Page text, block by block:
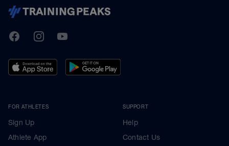
TrainingPeaks
FacebookInstagramYoutube
FOR ATHLETES
Sign Up
Athlete App
SUPPORT
Help
Contact Us